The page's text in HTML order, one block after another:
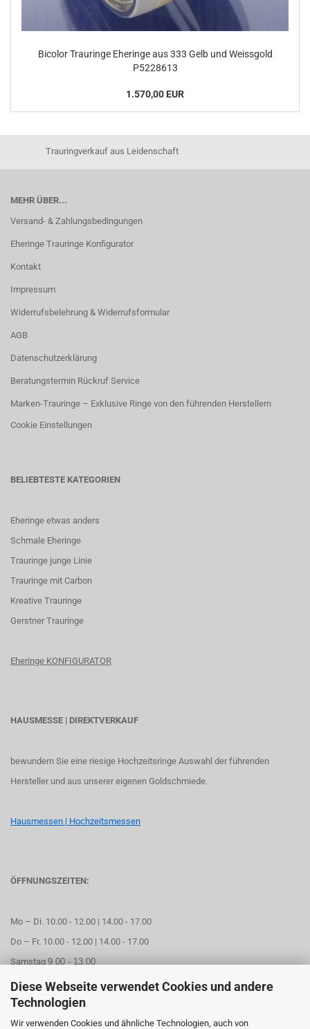
Diese Webseite verwendet Cookies und andere
Technologien
Wir verwenden Cookies und ähnliche Technologien, auch von
Bicolor Trauringe Eheringe aus 333 Gelb und Weissgold
P5228613
1.570,00 EUR
Trauringverkauf aus Leidenschaft
MEHR ÜBER...
Versand- & Zahlungsbedingungen
Eheringe Trauringe Konfigurator
Kontakt
Impressum
Widerrufsbelehrung & Widerrufsformular
AGB
Datenschutzerklärung
Beratungstermin Rückruf Service
Marken-Trauringe – Exklusive Ringe von den führenden Herstellern
Cookie Einstellungen
BELIEBTESTE KATEGORIEN
Eheringe etwas anders
Schmale Eheringe
Trauringe junge Linie
Trauringe mit Carbon
Kreative Trauringe
Gerstner Trauringe
Eheringe KONFIGURATOR
HAUSMESSE | DIREKTVERKAUF
bewundern Sie eine riesige Hochzeitsringe Auswahl der führenden
Hersteller und aus unserer eigenen Goldschmiede.
Hausmessen | Hochzeitsmessen
ÖFFNUNGSZEITEN:
Mo – Di. 10.00 - 12.00 | 14.00 - 17.00
Do – Fr. 10.00 - 12.00 | 14.00 - 17.00
Samstag 9.00 - 13.00
Mittwoch geschlossen